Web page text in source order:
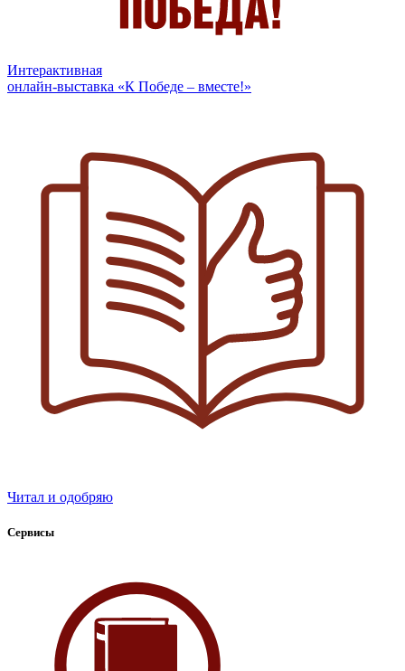
Интерактивная
онлайн-выставка «К Победе – вместе!»
Читал и одобряю
Сервисы